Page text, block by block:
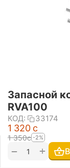
Запасной
RVA100
КОД: 33174
1 320 с
1 350с -2%
+
−